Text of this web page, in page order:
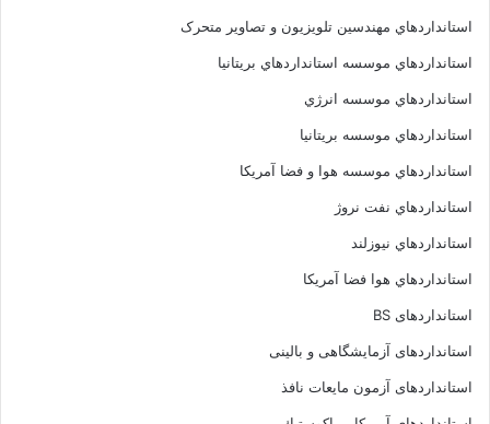
استانداردهاي مهندسين تلويزيون و تصاوير متحرک
استانداردهاي موسسه استانداردهاي بريتانيا
استانداردهاي موسسه انرژي
استانداردهاي موسسه بريتانيا
استانداردهاي موسسه هوا و فضا آمريکا
استانداردهاي نفت نروژ
استانداردهاي نيوزلند
استانداردهاي هوا فضا آمريکا
استانداردهای BS
استانداردهای آزمایشگاهی و بالینی
استانداردهای آزمون مایعات نافذ